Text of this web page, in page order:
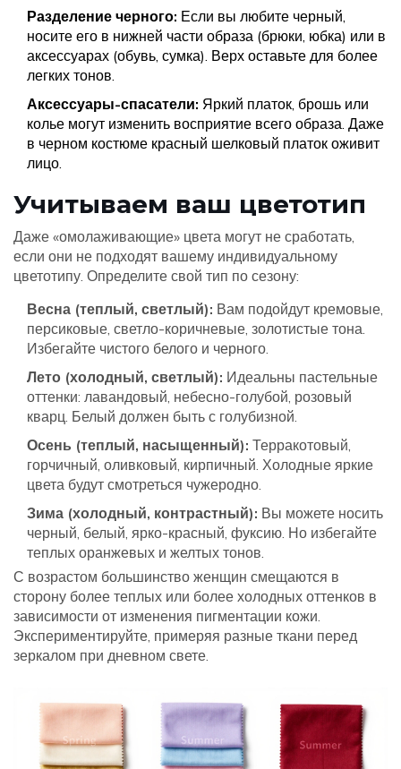
Разделение черного: Если вы любите черный,
носите его в нижней части образа (брюки, юбка) или в
аксессуарах (обувь, сумка). Верх оставьте для более
легких тонов.
Аксессуары-спасатели: Яркий платок, брошь или
колье могут изменить восприятие всего образа. Даже
в черном костюме красный шелковый платок оживит
лицо.
Учитываем ваш цветотип
Даже «омолаживающие» цвета могут не сработать,
если они не подходят вашему индивидуальному
цветотипу. Определите свой тип по сезону:
Весна (теплый, светлый): Вам подойдут кремовые,
персиковые, светло-коричневые, золотистые тона.
Избегайте чистого белого и черного.
Лето (холодный, светлый): Идеальны пастельные
оттенки: лавандовый, небесно-голубой, розовый
кварц. Белый должен быть с голубизной.
Осень (теплый, насыщенный): Терракотовый,
горчичный, оливковый, кирпичный. Холодные яркие
цвета будут смотреться чужеродно.
Зима (холодный, контрастный): Вы можете носить
черный, белый, ярко-красный, фуксию. Но избегайте
теплых оранжевых и желтых тонов.
С возрастом большинство женщин смещаются в
сторону более теплых или более холодных оттенков в
зависимости от изменения пигментации кожи.
Экспериментируйте, примеряя разные ткани перед
зеркалом при дневном свете.